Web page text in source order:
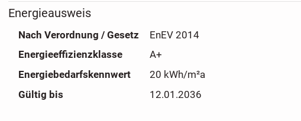
Energieausweis
Nach Verordnung / Gesetz
EnEV 2014
Energieeffizienzklasse
A+
Energiebedarfskennwert
20 kWh/m²a
Gültig bis
12.01.2036